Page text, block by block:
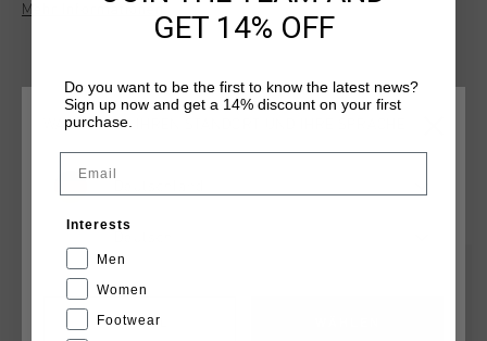
temperaturregulierend ist sowie sehr schnell trocknet. Das
Futter besteht aus weichem Polyfleece. Der Reißverschluss
aufgesticktes C-Lion-Logo auf der Brust und kontrastierende
Einsätze um die Schultern herum.
Mehr Informationen
DAS KÖNNTE IHNEN AUCH GEFALLEN
WÄHLEN SIE IHREN STANDORT UND IHRE SPRACHE
CANCEL
GET 14% OFF
Do you want to be the first to know the latest news?
Sign up now and get a 14% discount on your first
purchase.
Email
Interests
Men
Women
Footwear